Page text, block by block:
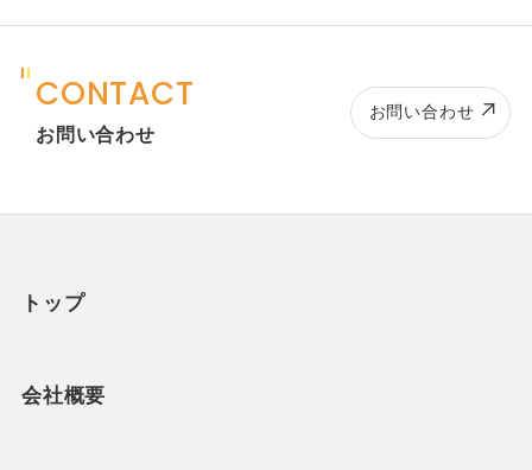
CONTACT
お問い合わせ
お問い合わせ
トップ
会社概要